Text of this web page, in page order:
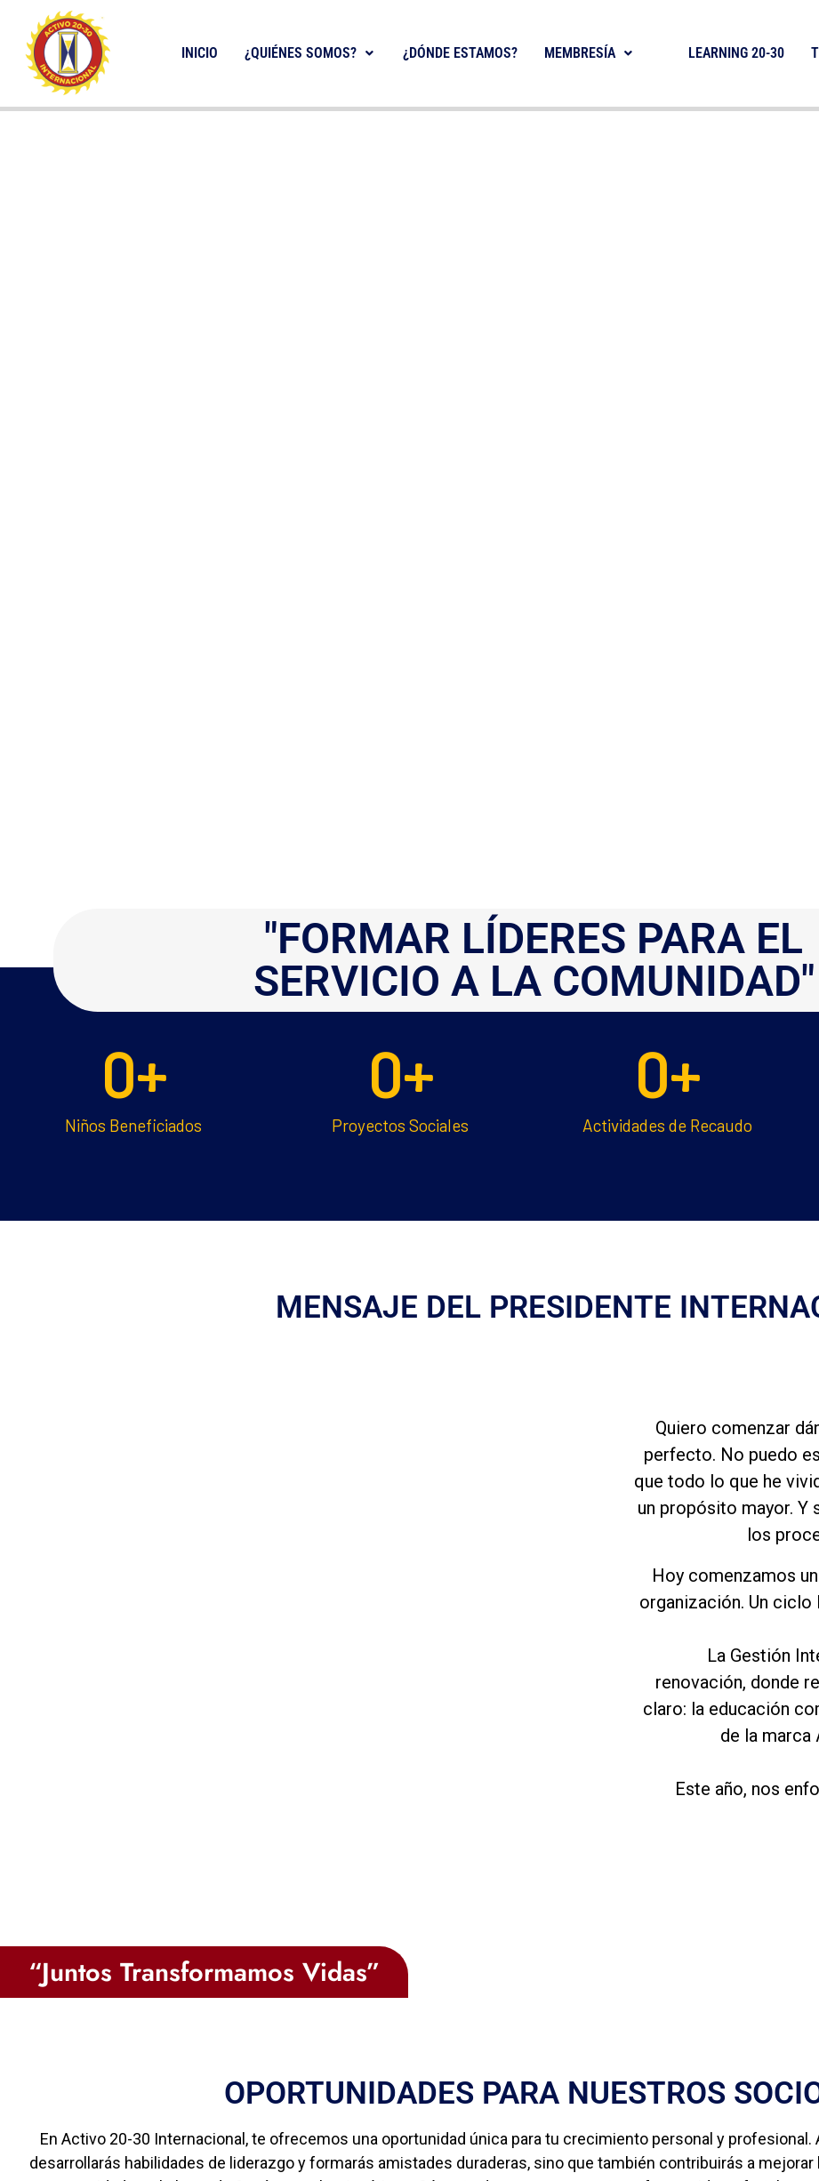
INICIO ¿QUIÉNES SOMOS? ¿DÓNDE ESTAMOS? MEMBRESÍA LEARNING 20-30
"FORMAR LÍDERES PARA EL
SERVICIO A LA COMUNIDAD"
Niños Beneficiados
0+
Proyectos Sociales
0+
Actividades de Recaudo
0+
MENSAJE DEL PRESIDENTE
Quiero comenzar
perfecto. No puedo
que todo lo que he
un propósito mayor. Y
los
Hoy comenzamos
organización. Un
La Gestión
renovación, donde
claro: la educación
de la
Este año, nos
“Juntos Transformamos Vidas”
OPORTUNIDADES PARA NUESTROS
En Activo 20-30 Internacional, te ofrecemos una oportunidad única para tu crecimiento personal y profesional.
desarrollarás habilidades de liderazgo y formarás amistades duraderas, sino que también contribuirás a